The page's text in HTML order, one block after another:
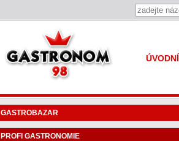
ÚVODNÍ
GASTROBAZAR
PROFI GASTRONOMIE